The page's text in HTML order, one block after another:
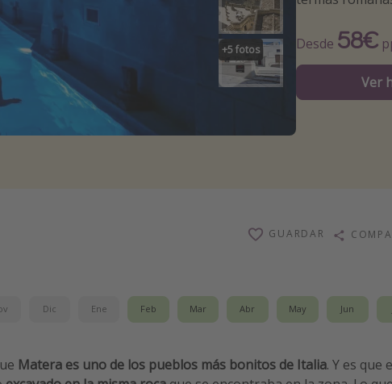
+5fotos Desde 58€
Ver
GUARDAR
Dic Ene Feb Mar Abr May Jun
Matera es uno de los pueblos más bonitos de Italia. Y es que